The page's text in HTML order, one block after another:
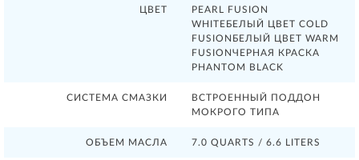
ЦВЕТ
PEARL FUSION
WHITEБЕЛЫЙ ЦВЕТ COLD
FUSIONБЕЛЫЙ ЦВЕТ WARM
FUSIONЧЕРНАЯ КРАСКА
PHANTOM BLACK
СИСТЕМА СМАЗКИ
ВСТРОЕННЫЙ ПОДДОН
МОКРОГО ТИПА
ОБЪЕМ МАСЛА 7.0 QUARTS / 6.6 LITERS